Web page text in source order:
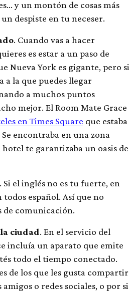
y un montón de cosas más
despiste en tu neceser.
. Cuando vas a hacer
es estar a un paso de
Nueva York es gigante, pero si
a la que puedes llegar
a muchos puntos
mejor. El Room Mate Grace
en Times Square que estaba
encontraba en una zona
te garantizaba un oasis de
. Si el inglés no es tu fuerte, en
español. Así que no
de comunicación.
ciudad. En el servicio del
incluía un aparato que emite
todo el tiempo conectado.
de los que les gusta compartir
o redes sociales, o por si